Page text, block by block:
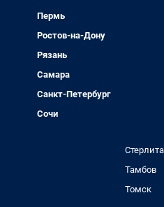
Пермь
Ростов-на-Дону
Рязань
Самара
Санкт-Петербург
Сочи
Тамбов
Томск